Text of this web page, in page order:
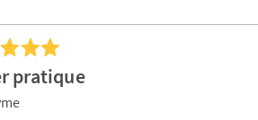
pratique